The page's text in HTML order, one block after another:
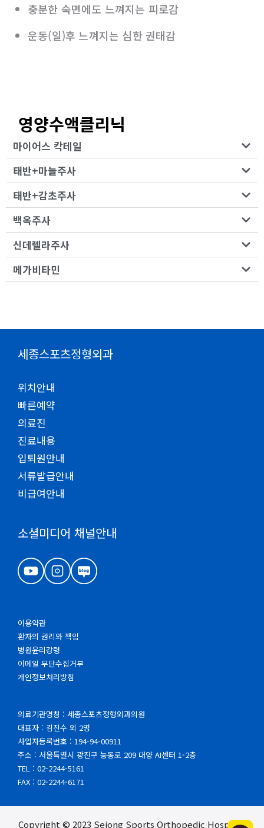
충분한 숙면에도 느껴지는 피로감
운동(일)후 느껴지는 심한 권태감
영양수액클리닉
마이어스 칵테일
태반+마늘주사
태반+감초주사
백옥주사
신데렐라주사
메가비타민
세종스포츠정형외과
위치안내
빠른예약
의료진
진료내용
입퇴원안내
서류발급안내
비급여안내
소셜미디어 채널안내
이용약관
환자의 권리와 책임
병원윤리강령
이메일 무단수집거부
개인정보처리방침
의료기관명칭 : 세종스포츠정형외과의원
대표자 : 김진수 외 2명
사업자등록번호 : 194-94-00911
주소 : 서울특별시 광진구 능동로 209 대양 AI센터 1-2층
TEL : 02-2244-5161
FAX : 02-2244-6171
Copyright © 2023 Sejong Sports Orthopedic Hospital.